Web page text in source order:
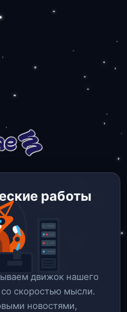
работы
движок нашего
скоростью мысли.
новостями,